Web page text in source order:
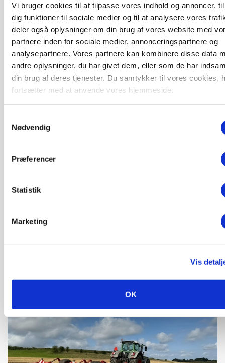
Vi bruger cookies til at tilpasse vores indhold og annoncer,
dig funktioner til sociale medier og til at analysere vores
deler også oplysninger om din brug af vores website med
partnere inden for sociale medier, annonceringspartnere og
analysepartnere. Vores partnere kan kombinere disse data
andre oplysninger, du har givet dem, eller som de har
din brug af deres tjenester. Du samtykker til vores cookies,
fortsætter med at anvende vores hjemmeside.
Nødvendig
Præferencer
Statistik
Marketing
Vis
OK
POLITIK
»Nu stopper I«: Landbrugsdebattør og
protestgruppe vil demonstrere mod ny
gødskningslov
Annonce
POLITIK
Folketinget behandler ny gødskningslov: Sådan
kan den ændre din bedrift fra 2027
Snart kan man søge tilskud til naturprojekter